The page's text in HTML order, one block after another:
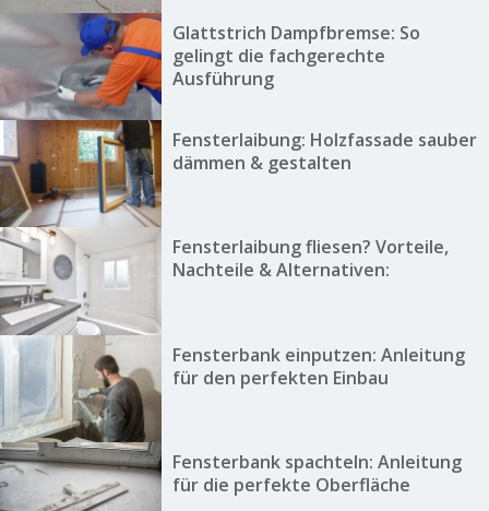
Glattstrich Dampfbremse: So
gelingt die fachgerechte
Ausführung
Fensterlaibung: Holzfassade sauber
dämmen & gestalten
Fensterlaibung fliesen? Vorteile,
Nachteile & Alternativen:
Fensterbank einputzen: Anleitung
für den perfekten Einbau
Fensterbank spachteln: Anleitung
für die perfekte Oberfläche